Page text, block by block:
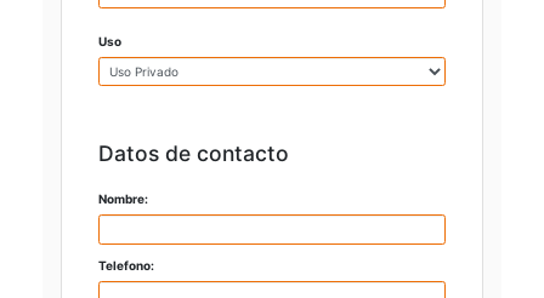
Uso
Datos de contacto
Nombre:
Telefono: